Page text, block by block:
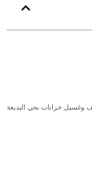
بحي البديعة